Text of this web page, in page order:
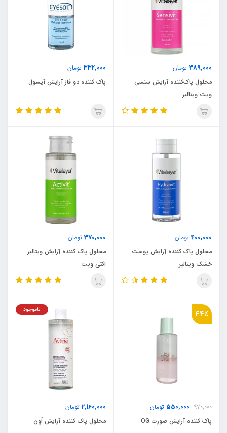
389,000 تومان
محلول پاک‌کننده آرایش سنسی
ویت ویتالیر
332,000 تومان
پاک کننده دو فاز آرایش آیسول
400,000تومان
محلول پاک کننده آرایش پوست
خشک ویتالیر
370,000 تومان
محلول پاک کننده آرایش ویتالیر
اکتی ویت
44٪
970,000
550,000 تومان
پاک کننده آرایش صورت OG
2,160,000 تومان
ناموجود
محلول پاک کننده آرایش اَوِن